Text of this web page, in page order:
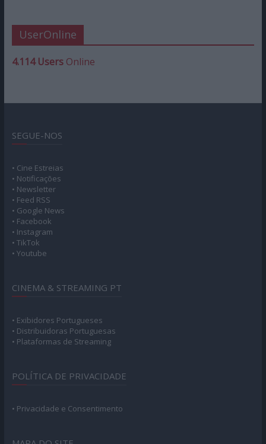
UserOnline
4.114 UsersOnline
SEGUE-NOS
• Cine Estreias
• Notificações
• Newsletter
• Feed RSS
• Google News
• Facebook
• Instagram
• TikTok
• Youtube
CINEMA & STREAMING PT
• Exibidores Portugueses
• Distribuidoras Portuguesas
• Plataformas de Streaming
POLÍTICA DE PRIVACIDADE
• Privacidade e Consentimento